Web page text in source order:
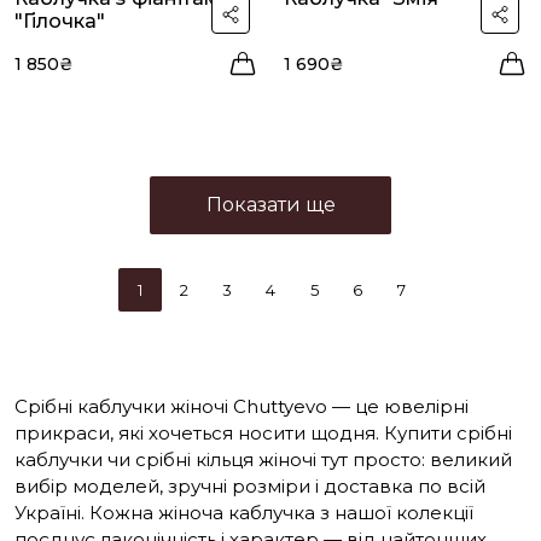
"Гілочка"
1 850₴ 1 690₴
Показати ще
1 2 3 4 5 6 7
Срібні каблучки жіночі Chuttyevo — це ювелірні
прикраси, які хочеться носити щодня. Купити срібні
каблучки чи срібні кільця жіночі тут просто: великий
вибір моделей, зручні розміри і доставка по всій
Україні. Кожна жіноча каблучка з нашої колекції